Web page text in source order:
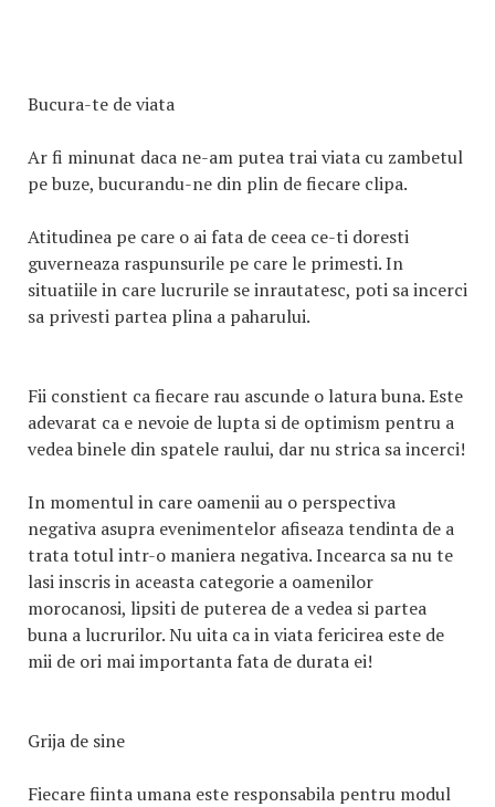
Bucura-te de viata
Ar fi minunat daca ne-am putea trai viata cu zambetul
pe buze, bucurandu-ne din plin de fiecare clipa.
Atitudinea pe care o ai fata de ceea ce-ti doresti
guverneaza raspunsurile pe care le primesti. In
situatiile in care lucrurile se inrautatesc, poti sa incerci
sa privesti partea plina a paharului.
Fii constient ca fiecare rau ascunde o latura buna. Este
adevarat ca e nevoie de lupta si de optimism pentru a
vedea binele din spatele raului, dar nu strica sa incerci!
In momentul in care oamenii au o perspectiva
negativa asupra evenimentelor afiseaza tendinta de a
trata totul intr-o maniera negativa. Incearca sa nu te
lasi inscris in aceasta categorie a oamenilor
morocanosi, lipsiti de puterea de a vedea si partea
buna a lucrurilor. Nu uita ca in viata fericirea este de
mii de ori mai importanta fata de durata ei!
Grija de sine
Fiecare fiinta umana este responsabila pentru modul